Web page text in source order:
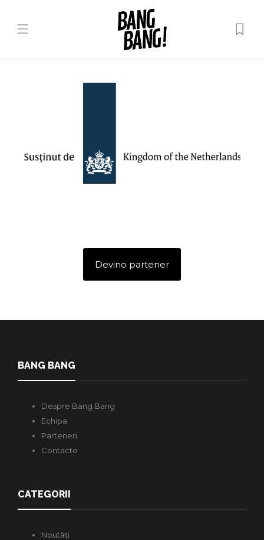
Devino partener
BANG BANG
Despre Bang Bang
Echipa
Parteneri
Contacte
CATEGORII
Noutăți